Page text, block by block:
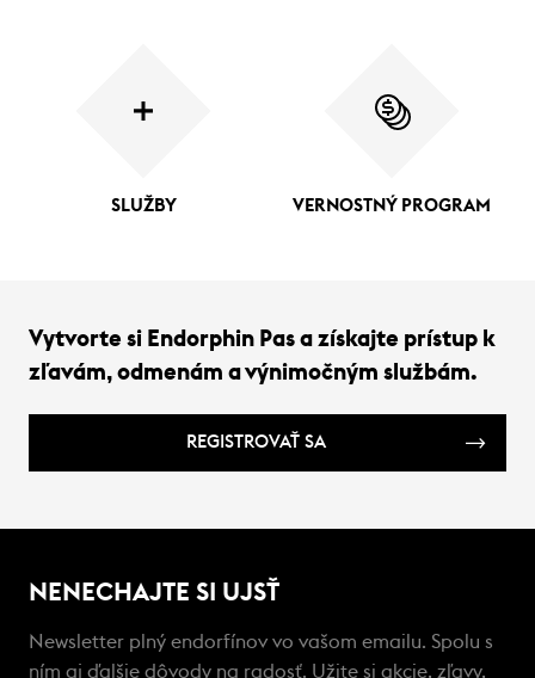
SLUŽBY VERNOSTNÝ PROGRAM
Vytvorte si Endorphin Pas a získajte prístup k
zľavám, odmenám a výnimočným službám.
REGISTROVAŤ SA
NENECHAJTE SI UJSŤ
Newsletter plný endorfínov vo vašom emailu. Spolu s
ním aj ďalšie dôvody na radosť. Užite si akcie, zľavy,